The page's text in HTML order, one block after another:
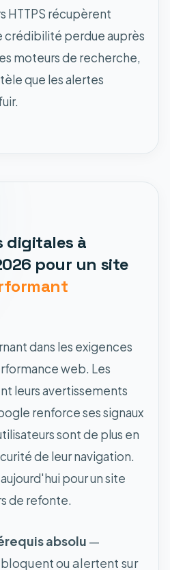
HTTPS récupèrent
perdue auprès
moteurs de recherche,
que les alertes
digitales à
pour un site
dans les exigences
web. Les
leurs avertissements
renforce ses signaux
sont de plus en
de leur navigation.
pour un site
de refonte.
absolu —
ou alertent sur